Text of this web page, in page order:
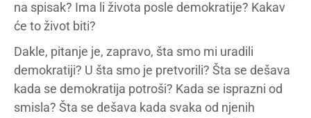
na spisak? Ima li života posle demokratije? Kakav
će to život biti?
Dakle, pitanje je, zapravo, šta smo mi uradili
demokratiji? U šta smo je pretvorili? Šta se dešava
kada se demokratija potroši? Kada se isprazni od
smisla? Šta se dešava kada svaka od njenih